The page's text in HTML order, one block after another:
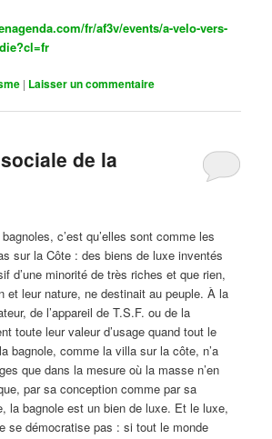
fr/af3v/events/a-velo-vers-
| Laisser un commentaire
de la
c’est qu’elles sont comme les
sur la Côte : des biens de luxe inventés
d’une minorité de très riches et que rien,
et leur nature, ne destinait au peuple. À la
de l’appareil de T.S.F. ou de la
toute leur valeur d’usage quand tout le
bagnole, comme la villa sur la côte, n’a
que dans la mesure où la masse n’en
par sa conception comme par sa
la bagnole est un bien de luxe. Et le luxe,
se démocratise pas : si tout le monde